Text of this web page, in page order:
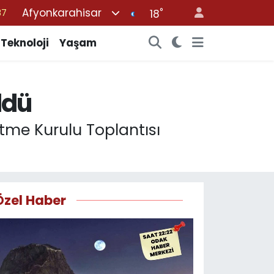
Afyonkarahisar 18°
Teknoloji Yaşam
Kurulu Toplantısı
Haber